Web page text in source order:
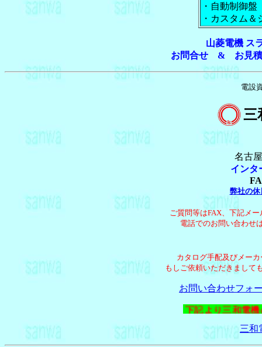
・自動制御盤
・カスタム＆
山菱電機 ス
お問合せ & お見積
電設
三
名古
インタ
弊社の
ご質問等はFAX、下記メ
電話でのお問い合わせ
カタログ手配及びメー
もしご依頼いただきまして
お問い合わせフォ
下記より三和
三和